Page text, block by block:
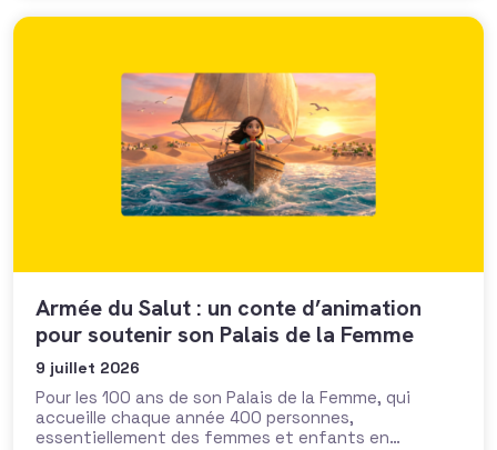
Armée du Salut : un conte d’animation
pour soutenir son Palais de la Femme
9 juillet 2026
Pour les 100 ans de son Palais de la Femme, qui
accueille chaque année 400 personnes,
essentiellement des femmes et enfants en